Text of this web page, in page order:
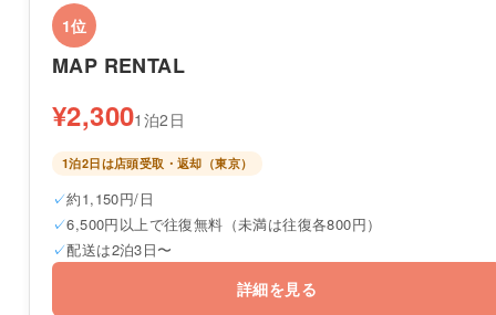
1位
MAP RENTAL
¥2,3001泊2日
1泊2日は店頭受取・返却（東京）
約1,150円/日
6,500円以上で往復無料（未満は往復各800円）
配送は2泊3日〜
詳細を見る